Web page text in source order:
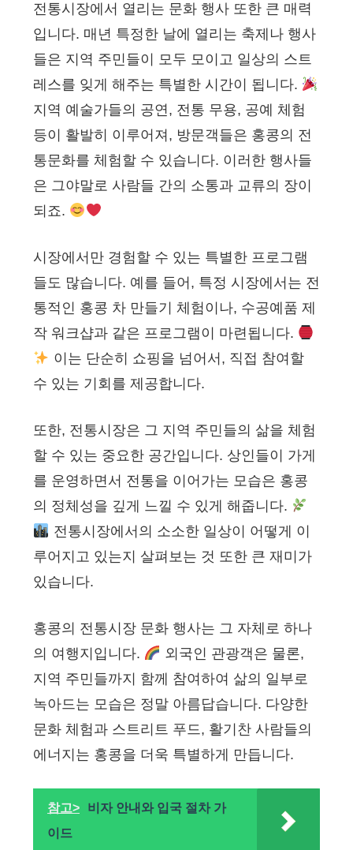
전통시장에서 열리는 문화 행사 또한 큰 매력
입니다. 매년 특정한 날에 열리는 축제나 행사
들은 지역 주민들이 모두 모이고 일상의 스트
레스를 잊게 해주는 특별한 시간이 됩니다.
지역 예술가들의 공연, 전통 무용, 공예 체험
등이 활발히 이루어져, 방문객들은 홍콩의 전
통문화를 체험할 수 있습니다. 이러한 행사들
은 그야말로 사람들 간의 소통과 교류의 장이
되죠.
시장에서만 경험할 수 있는 특별한 프로그램
들도 많습니다. 예를 들어, 특정 시장에서는 전
통적인 홍콩 차 만들기 체험이나, 수공예품 제
작 워크샵과 같은 프로그램이 마련됩니다.
이는 단순히 쇼핑을 넘어서, 직접 참여할
수 있는 기회를 제공합니다.
또한, 전통시장은 그 지역 주민들의 삶을 체험
할 수 있는 중요한 공간입니다. 상인들이 가게
를 운영하면서 전통을 이어가는 모습은 홍콩
의 정체성을 깊게 느낄 수 있게 해줍니다.
전통시장에서의 소소한 일상이 어떻게 이
루어지고 있는지 살펴보는 것 또한 큰 재미가
있습니다.
홍콩의 전통시장 문화 행사는 그 자체로 하나
의 여행지입니다.
외국인 관광객은 물론,
지역 주민들까지 함께 참여하여 삶의 일부로
녹아드는 모습은 정말 아름답습니다. 다양한
문화 체험과 스트리트 푸드, 활기찬 사람들의
에너지는 홍콩을 더욱 특별하게 만듭니다.
참고>
비자 안내와 입국 절차 가
이드